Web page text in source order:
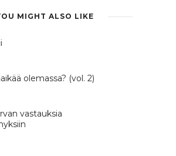
MIGHT ALSO LIKE
olemassa? (vol. 2)
vastauksia